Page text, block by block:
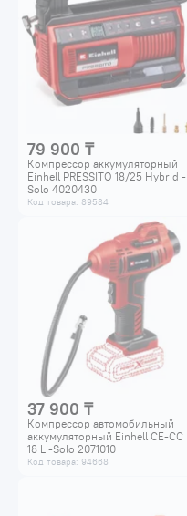
79 900 ₸
Компрессор аккумуляторный
Einhell PRESSITO 18/25 Hybrid -
Solo 4020430
Код товара: 89584
37 900 ₸
Компрессор автомобильный
аккумуляторный Einhell CE-CC
18 Li-Solo 2071010
Код товара: 94668